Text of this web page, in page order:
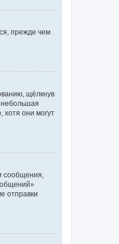
прежде чем
щёлкнув
небольшая
хотя они могут
сообщения,
отправки